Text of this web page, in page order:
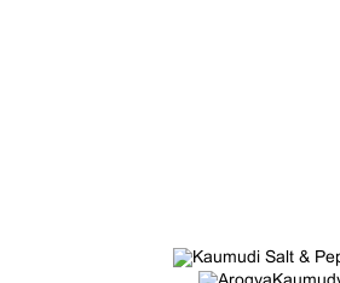
Share this link